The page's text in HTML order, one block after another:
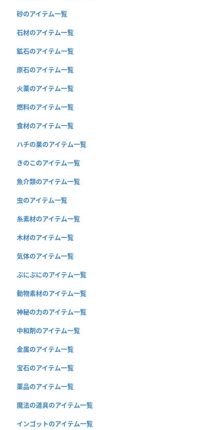
砂のアイテム一覧
石材のアイテム一覧
鉱石のアイテム一覧
原石のアイテム一覧
火薬のアイテム一覧
燃料のアイテム一覧
食材のアイテム一覧
ハチの巣のアイテム一覧
きのこのアイテム一覧
魚介類のアイテム一覧
虫のアイテム一覧
糸素材のアイテム一覧
木材のアイテム一覧
気体のアイテム一覧
ぷにぷにのアイテム一覧
動物素材のアイテム一覧
神秘の力のアイテム一覧
中和剤のアイテム一覧
金属のアイテム一覧
宝石のアイテム一覧
薬品のアイテム一覧
魔法の道具のアイテム一覧
インゴットのアイテム一覧